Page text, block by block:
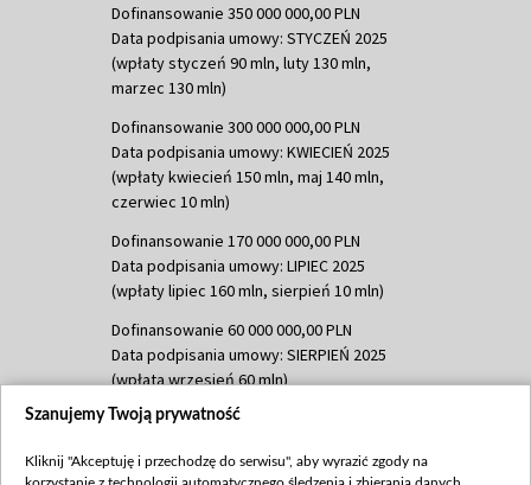
Dofinansowanie 350 000 000,00 PLN
Data podpisania umowy: STYCZEŃ 2025
(wpłaty styczeń 90 mln, luty 130 mln,
marzec 130 mln)
Dofinansowanie 300 000 000,00 PLN
Data podpisania umowy: KWIECIEŃ 2025
(wpłaty kwiecień 150 mln, maj 140 mln,
czerwiec 10 mln)
Dofinansowanie 170 000 000,00 PLN
Data podpisania umowy: LIPIEC 2025
(wpłaty lipiec 160 mln, sierpień 10 mln)
Dofinansowanie 60 000 000,00 PLN
Data podpisania umowy: SIERPIEŃ 2025
(wpłata wrzesień 60 mln)
Dofinansowanie 635 783 051,21 PLN
(wpłata wrzesień 100 mln, październik 350
Szanujemy Twoją prywatność
Kliknij "Akceptuję i przechodzę do serwisu", aby wyrazić zgody na